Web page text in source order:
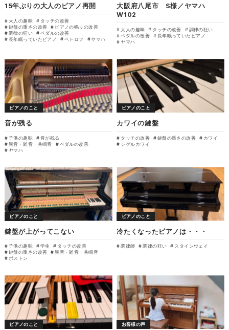
15年ぶりの大人のピアノ再開
大人の趣味
タッチの改善
鍵盤の重さの改善
ピアノの鳴りの改善
調律の狂い
ペダルの改善
長年眠っていたピアノ
ペトロフ ヤマハ
大阪府八尾市 S様／ヤマハ
W102
大人の趣味 タッチの改善
調律の狂い
ペダルの改善
長年眠っていたピアノ
ヤマハ
ピアノのこと
音が残る
子供の趣味
音が残る
異音・雑音・共鳴音
ペダルの改善
ヤマハ
ピアノのこと
カワイの鍵盤
タッチの改善 鍵盤の重さの改善
カワイ
シゲルカワイ
ピアノのこと
鍵盤が上がってこない
子供の趣味 学生
タッチの改善
鍵盤の重さの改善
異音・雑音・共鳴音
ボストン
ピアノのこと
冷たくなったピアノは・・・
調律師 調律の狂い スタインウェイ
ピアノのこと お客様の声